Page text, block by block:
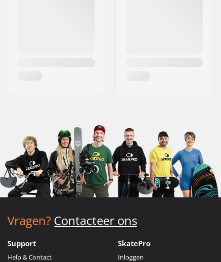
Vragen? Contacteer ons
Support
Help & Contact
SkatePro
Inloggen